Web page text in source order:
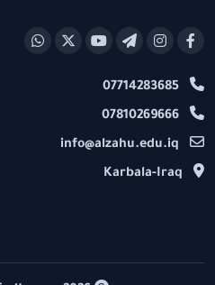
07714283685
07810269666
info@alzahu.edu.iq
Karbala-Iraq